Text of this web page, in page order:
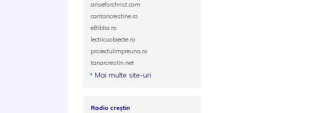
ariseforchrist.com
cantaricrestine.ro
eBiblia.ro
lectiicuobiecte.ro
proiectulimpreuna.ro
tanarcrestin.net
Mai multe site-uri
Radio creștin